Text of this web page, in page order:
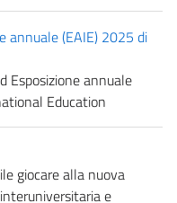
annuale (EAIE) 2025 di
Esposizione annuale
Education
giocare alla nuova
e